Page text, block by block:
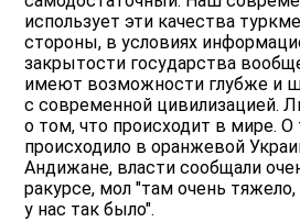
использует эти качества
стороны, в условиях
закрытости государства
имеют возможности глубже и
с современной цивилизацией.
о том, что происходит в мире. О
происходило в оранжевой
Андижане, власти сообщали
ракурсе, мол "там очень
у нас так было".